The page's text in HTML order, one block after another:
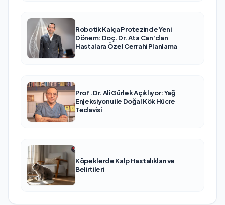
Robotik Kalça Protezinde Yeni
Dönem: Doç. Dr. Ata Can’dan
Hastalara Özel Cerrahi Planlama
Prof. Dr. Ali Gürlek Açıklıyor: Yağ
Enjeksiyonu ile Doğal Kök Hücre
Tedavisi
Köpeklerde Kalp Hastalıkları ve
Belirtileri